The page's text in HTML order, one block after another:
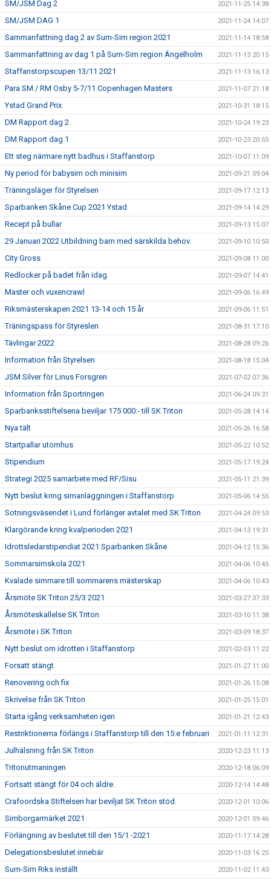
SM/JSM Dag 2 2021-11-25 14:38
SM/JSM DAG 1 2021-11-24 14:07
Sammanfattning dag 2 av Sum-Sim region 2021 2021-11-14 18:58
Sammanfattning av dag 1 på Sum-Sim region Ängelholm 2021-11-13 20:15
Staffanstorpscupen 13/11 2021 2021-11-13 16:13
Para SM / RM Osby 5-7/11 Copenhagen Masters 2021-11-07 21:18
Ystad Grand Prix 2021-10-31 18:15
DM Rapport dag 2 2021-10-24 19:23
DM Rapport dag 1 2021-10-23 20:55
Ett steg närmare nytt badhus i Staffanstorp 2021-10-07 11:09
Ny period för babysim och minisim 2021-09-21 09:04
Träningsläger för Styrelsen 2021-09-17 12:13
Sparbanken Skåne Cup 2021 Ystad 2021-09-14 14:29
Recept på bullar 2021-09-13 15:07
29 Januari 2022 Utbildning barn med särskilda behov. 2021-09-10 10:50
City Gross 2021-09-08 11:00
Redlocker på badet från idag. 2021-09-07 14:41
Master och vuxencrawl 2021-09-06 16:49
Riksmästerskapen 2021 13-14 och 15 år 2021-09-06 11:51
Träningspass för Styreslen 2021-08-31 17:10
Tävlingar 2022 2021-08-28 09:26
Information från Styrelsen 2021-08-18 15:04
JSM Silver för Linus Forsgren 2021-07-02 07:36
Information från Sportringen 2021-06-24 09:31
Sparbanksstiftelsena beviljar 175 000:- till SK Triton 2021-05-28 14:14
Nya tält 2021-05-26 16:58
Startpallar utomhus 2021-05-22 10:52
Stipendium 2021-05-17 19:24
Strategi 2025 samarbete med RF/Sisu 2021-05-11 21:39
Nytt beslut kring simanläggningen i Staffanstorp 2021-05-06 14:55
Sotningsväsendet i Lund förlänger avtalet med SK Triton 2021-04-24 09:53
Klargörande kring kvalperioden 2021 2021-04-13 19:31
Idrottsledarstipendiat 2021 Sparbanken Skåne 2021-04-12 15:36
Sommarsimskola 2021 2021-04-06 10:45
Kvalade simmare till sommarens mästerskap 2021-04-06 10:43
Årsmöte SK Triton 25/3 2021 2021-03-27 07:33
Årsmöteskallelse SK Triton 2021-03-10 11:38
Årsmöte i SK Triton 2021-03-09 18:37
Nytt beslut om idrotten i Staffanstorp 2021-02-03 11:22
Forsatt stängt 2021-01-27 11:00
Renovering och fix 2021-01-26 15:08
Skrivelse från SK Triton 2021-01-25 15:01
Starta igång verksamheten igen 2021-01-21 12:43
Restriktionerna förlängs i Staffanstorp till den 15:e februari 2021-01-11 12:31
Julhälsning från SK Triton 2020-12-23 11:13
Tritonutmaningen 2020-12-18 06:09
Fortsatt stängt för 04 och äldre. 2020-12-14 14:48
Crafoordska Stiftelsen har beviljat SK Triton stöd. 2020-12-01 10:06
Simborgarmärket 2021 2020-12-01 09:46
Förlängning av beslutet till den 15/1 -2021 2020-11-17 14:28
Delegationsbeslutet innebär 2020-11-03 16:25
Sum-Sim Riks inställt 2020-11-02 11:43